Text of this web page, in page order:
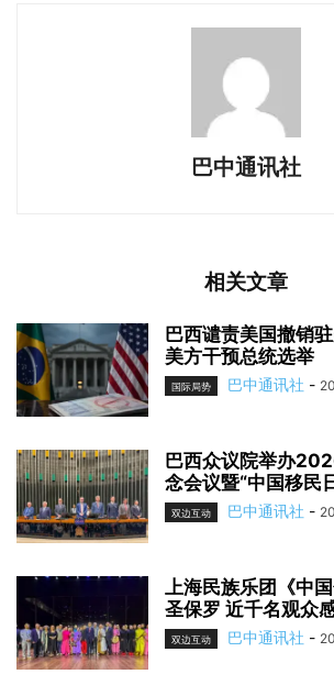
巴中通讯社
相关文章
巴西谴责美国撤销
美方干预总统选举
国际局势 巴中通讯社 -
巴西众议院举办
念会议暨“中国移民
双边互动 巴中通讯社 -
上海民族乐团《中
圣保罗 近千名观众
双边互动 巴中通讯社 -